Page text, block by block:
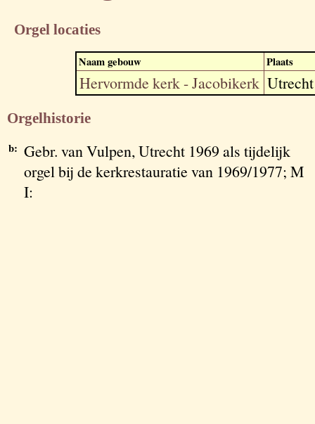
Orgel locaties
Naam gebouw Plaats
Hervormde kerk - Jacobikerk Utrecht
Orgelhistorie
b: Gebr. van Vulpen, Utrecht 1969 als tijdelijk
orgel bij de kerkrestauratie van 1969/1977; M
I: